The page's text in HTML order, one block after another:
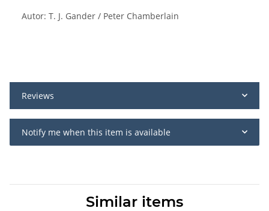
Autor: T. J. Gander / Peter Chamberlain
Reviews
Notify me when this item is available
Similar items